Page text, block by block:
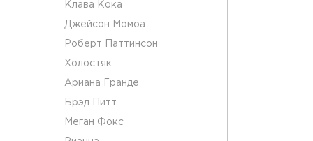
Клава Кока
Джейсон Момоа
Роберт Паттинсон
Холостяк
Ариана Гранде
Брэд Питт
Меган Фокс